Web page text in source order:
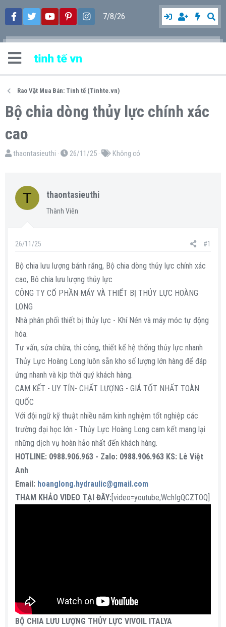
7/8/26
Rao Vặt Mua Bán: Tinh tế (Tinhte.vn)
Bộ chia dòng thủy lực chính xác
cao
T
a
s
e
thaontasieuthi
N
y
ử
i
26/11/25
T
Không có
T thaontasieuthi
Thành Viên
26/11/25 #1
Bộ chia lưu lượng bánh răng, Bộ chia dòng thủy lực chính xác
cao, Bô chia lưu lượng thủy lực
CÔNG TY CỔ PHẦN MÁY VÀ THIẾT BỊ THỦY LỰC HOÀNG
LONG
Nhà phân phối thiết bị thủy lực - Khí Nén và máy móc tự động
hóa.
Tư vấn, sửa chữa, thi công, thiết kế hệ thống thủy lực nhanh
Thủy Lực Hoàng Long luôn sẵn kho số lượng lớn hàng để đáp
ứng nhanh và kịp thời quý khách hàng.
CAM KẾT - UY TÍN- CHẤT LƯỢNG - GIÁ TỐT NHẤT TOÀN
QUỐC
Với đội ngữ kỹ thuật nhiều năm kinh nghiệm tốt nghiệp các
trường đại học lớn - Thủy Lực Hoàng Long cam kết mang lại
những dịch vụ hoàn hảo nhất đến khách hàng.
HOTLINE: 0988.906.963 - Zalo: 0988.906.963 KS: Lê Việt
Anh
Email: hoanglong.hydraulic@gmail.com
THAM KHẢO VIDEO TẠI ĐÂY:[video=youtube;WchIgQCZTOQ]
BỘ CHIA LƯU LƯỢNG THỦY LỰC VIVOIL ITALYA